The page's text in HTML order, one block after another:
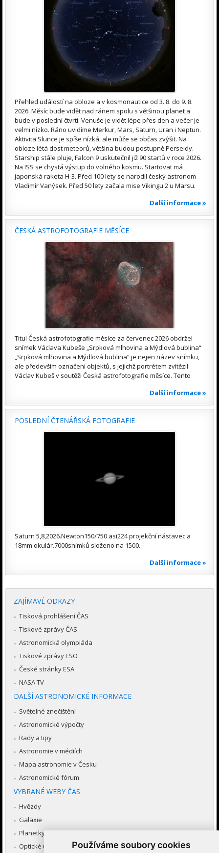
Používáme soubory cookies
Přehled událostí na obloze a v kosmonautice od 3. 8. do 9. 8.
2026. Měsíc bude vidět nad ránem spolu s většinou planet a
bude v poslední čtvrti. Venuše je vidět lépe přes den a večer je
velmi nízko. Ráno uvidíme Merkur, Mars, Saturn, Uran i Neptun.
Aktivita Slunce je spíše nízká, ale může se občas zvýšit. Na
obloze létá dost meteorů, většina budou postupně Perseidy.
Starship stále pluje, Falcon 9 uskutečnil již 90 startů v roce 2026.
Na ISS se chystá výstup do volného kosmu. Startovat má
japonská raketa H-3. Před 100 lety se narodil český astronom
Vladimír Vanýsek. Před 50 lety začala mise Vikingu 2 u Marsu.
Další informace »
ČESKÁ ASTROFOTOGRAFIE MĚSÍCE
Titul Česká astrofotografie měsíce za červenec 2026 obdržel
snímek Václava Kubeše „Srpková mlhovina a Mýdlová bublina“
„Srpková mlhovina a Mýdlová bublina“ je nejen název snímku,
ale především označení objektů, s jejichž portrétem zvítězil
Václav Kubeš v soutěži Česká astrofotografie měsíce. Tento
Další informace »
POSLEDNÍ ČTENÁŘSKÁ FOTOGRAFIE
Saturn 5,8,2026.Newton150/750 asi224 projekční nástavec a
18mm okulár.7000snímků složeno na 1500.
Další informace »
ZAJÍMAVÉ ODKAZY
Tisková prohlášení ČAS
Tiskové zprávy ČAS
Astronomická olympiáda
Tiskové zprávy ESO
České stránky ESA
NASA TV
DALŠÍ ASTRONOMICKÉ INFORMACE
Světelné znečištění
Astronomické výpočty
Rady a tipy
Astronomie v médiích
Mapa astronomie v Česku
Astronomické fórum
VYBRANÉ WEBY ČAS
Hvězdy
Galaxie
Planetky
Optické úkazy v atmosféře